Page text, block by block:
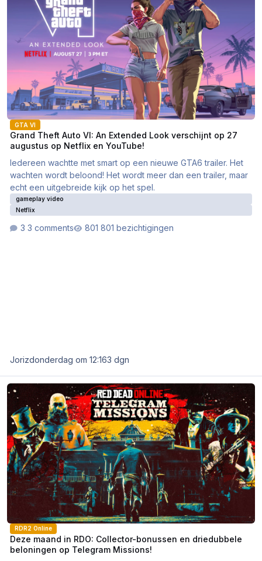
GTA VI
Grand Theft Auto VI: An Extended Look verschijnt op 27
augustus op Netflix en YouTube!
Iedereen wachtte met smart op een nieuwe GTA6 trailer. Het
wachten wordt beloond! Het wordt meer dan een trailer, maar
echt een uitgebreide kijk op het spel.
gameplay video
Netflix
3 comments 801 bezichtigingen
Jorizdonderdag om 12:163 dgn
Deze maand in RDO: Collector-bonussen en driedubbele
RDR2 Online
Deze maand in RDO: Collector-bonussen en driedubbele
beloningen op Telegram Missions!